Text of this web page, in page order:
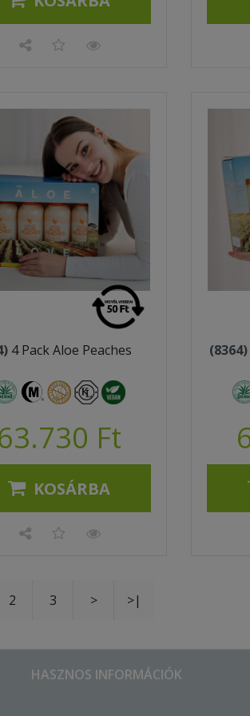
4 Pack Aloe Peaches
Ft
KOSÁRBA
(8364)
2 3 > >|
HASZNOS INFORMÁCIÓK